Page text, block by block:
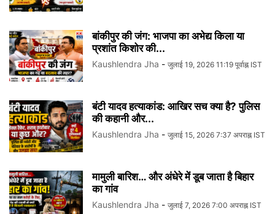
बांकीपुर की जंग: भाजपा का अभेद्य किला या
प्रशांत किशोर की...
Kaushlendra Jha - जुलाई 19, 2026 11:19 पूर्वाह्न IST
बंटी यादव हत्याकांड: आखिर सच क्या है? पुलिस
की कहानी और...
Kaushlendra Jha - जुलाई 15, 2026 7:37 अपराह्न IST
मामुली बारिश… और अंधेरे में डूब जाता है बिहार
का गांव
Kaushlendra Jha - जुलाई 7, 2026 7:00 अपराह्न IST